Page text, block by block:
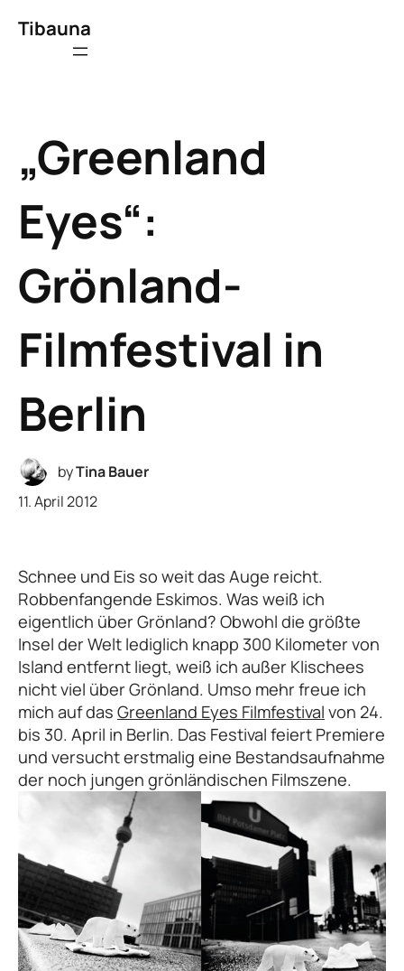
Tibauna
„Greenland
Eyes“:
Grönland-
Filmfestival in
Berlin
byTina Bauer
11. April 2012
Schnee und Eis so weit das Auge reicht.
Robbenfangende Eskimos. Was weiß ich
eigentlich über Grönland? Obwohl die größte
Insel der Welt lediglich knapp 300 Kilometer von
Island entfernt liegt, weiß ich außer Klischees
nicht viel über Grönland. Umso mehr freue ich
mich auf das Greenland Eyes Filmfestival von 24.
bis 30. April in Berlin. Das Festival feiert Premiere
und versucht erstmalig eine Bestandsaufnahme
der noch jungen grönländischen Filmszene.